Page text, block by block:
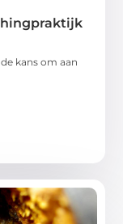
kans om aan